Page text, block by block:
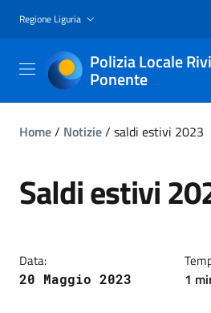
Regione Liguria
Polizia Locale
Ponente
Home/ Notizie/ saldi estivi 2023
Saldi estivi
Data:
20 Maggio 2023 1